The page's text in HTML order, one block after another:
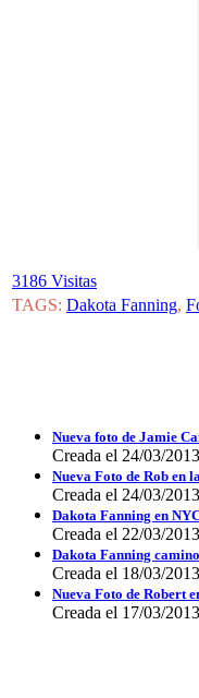
3186 Visitas
TAGS: Dakota Fanning,
Nueva foto de Jamie
Creada el 24/03/
Nueva Foto de Rob en
Creada el 24/03/
Dakota Fanning en
Creada el 22/03/
Dakota Fanning
Creada el 18/03/
Nueva Foto de Robert
Creada el 17/03/